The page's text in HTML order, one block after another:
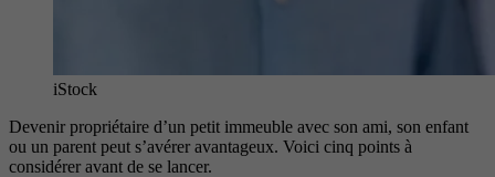
iStock
Devenir propriétaire d’un petit immeuble avec son ami, son enfant
ou un parent peut s’avérer avantageux. Voici cinq points à
considérer avant de se lancer.